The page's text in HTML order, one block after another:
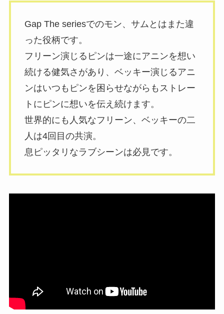
Gap The seriesでのモン、サムとはまた違
った役柄です。
フリーン演じるピンは一途にアニンを想い
続ける健気さがあり、ベッキー演じるアニ
ンはいつもピンを困らせながらもストレー
トにピンに想いを伝え続けます。
世界的にも人気なフリーン、ベッキーの二
人は4回目の共演。
息ピッタリなラブシーンは必見です。